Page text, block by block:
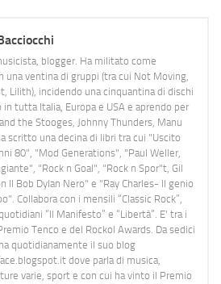
blogger. Ha militato come
una ventina di gruppi (tra cui Not Moving,
Lilith), incidendo una cinquantina di dischi
in tutta Italia, Europa e USA e aprendo per
the Stooges, Johnny Thunders, Manu
scritto una decina di libri tra cui "Uscito
80", "Mod Generations", "Paul Weller,
"Rock n Goal", "Rock n Spor"t, Gil
Il Bob Dylan Nero" e "Ray Charles- Il genio
Collabora con i mensili “Classic Rock”,
“Il Manifesto” e “Libertà”. E' tra i
Tenco e del Rockol Awards. Da sedici
quotidianamente il suo blog
dove parla di musica,
varie, sport e con cui ha vinto il Premio